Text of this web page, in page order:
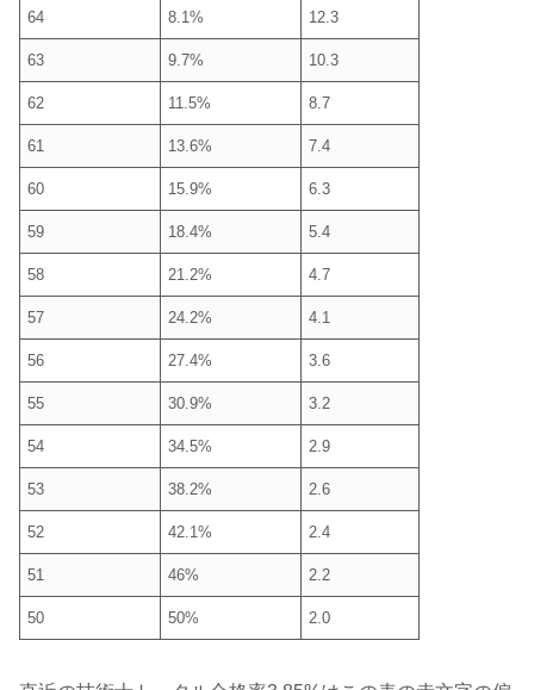
64 8.1% 12.3
63 9.7% 10.3
62 11.5% 8.7
61 13.6% 7.4
60 15.9% 6.3
59 18.4% 5.4
58 21.2% 4.7
57 24.2% 4.1
56 27.4% 3.6
55 30.9% 3.2
54 34.5% 2.9
53 38.2% 2.6
52 42.1% 2.4
51 46% 2.2
50 50% 2.0